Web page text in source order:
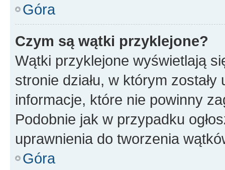
Góra
Czym są wątki przyklejone?
Wątki przyklejone wyświetlają
stronie działu, w którym
informacje, które nie powinny
Podobnie jak w przypadku
uprawnienia do tworzenia
Góra